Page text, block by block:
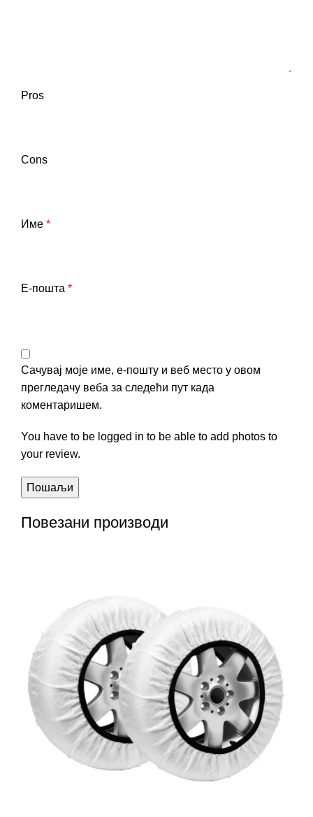
Pros
Cons
Име *
Е-пошта *
Сачувај моје име, е-пошту и веб место у овом
прегледачу веба за следећи пут када
коментаришем.
You have to be logged in to be able to add photos to
your review.
Повезани производи